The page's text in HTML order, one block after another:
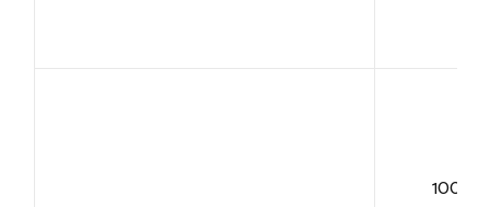
100+